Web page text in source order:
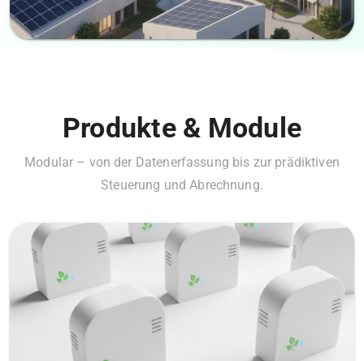
Produkte & Module
Modular – von der Datenerfassung bis zur prädiktiven
Steuerung und Abrechnung.